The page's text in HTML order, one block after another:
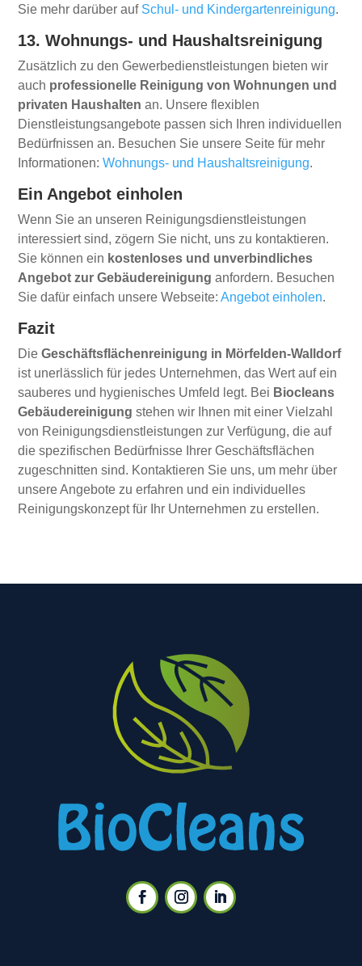
Sie mehr darüber auf Schul- und Kindergartenreinigung.
13. Wohnungs- und Haushaltsreinigung
Zusätzlich zu den Gewerbedienstleistungen bieten wir
auch professionelle Reinigung von Wohnungen und
privaten Haushalten an. Unsere flexiblen
Dienstleistungsangebote passen sich Ihren individuellen
Bedürfnissen an. Besuchen Sie unsere Seite für mehr
Informationen:Wohnungs- und Haushaltsreinigung.
Ein Angebot einholen
Wenn Sie an unseren Reinigungsdienstleistungen
interessiert sind, zögern Sie nicht, uns zu kontaktieren.
Sie können ein kostenloses und unverbindliches
Angebot zur Gebäudereinigung anfordern. Besuchen
Sie dafür einfach unsere Webseite:Angebot einholen.
Fazit
DieGeschäftsflächenreinigung in Mörfelden-Walldorf
ist unerlässlich für jedes Unternehmen, das Wert auf ein
sauberes und hygienisches Umfeld legt. Bei Biocleans
Gebäudereinigung stehen wir Ihnen mit einer Vielzahl
von Reinigungsdienstleistungen zur Verfügung, die auf
die spezifischen Bedürfnisse Ihrer Geschäftsflächen
zugeschnitten sind. Kontaktieren Sie uns, um mehr über
unsere Angebote zu erfahren und ein individuelles
Reinigungskonzept für Ihr Unternehmen zu erstellen.